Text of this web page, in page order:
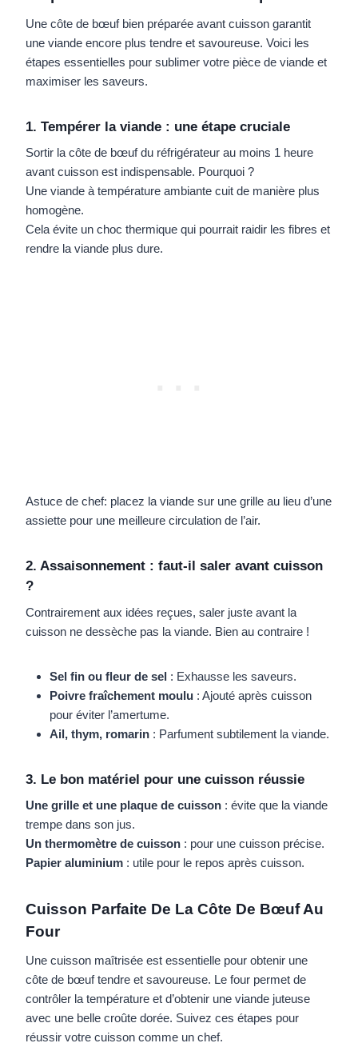
Une côte de bœuf bien préparée avant cuisson garantit
une viande encore plus tendre et savoureuse. Voici les
étapes essentielles pour sublimer votre pièce de viande et
maximiser les saveurs.
1. Tempérer la viande : une étape cruciale
Sortir la côte de bœuf du réfrigérateur au moins 1 heure
avant cuisson est indispensable. Pourquoi ?
Une viande à température ambiante cuit de manière plus
homogène.
Cela évite un choc thermique qui pourrait raidir les fibres et
rendre la viande plus dure.
Astuce de chef: placez la viande sur une grille au lieu d’une
assiette pour une meilleure circulation de l’air.
2. Assaisonnement : faut-il saler avant cuisson
?
Contrairement aux idées reçues, saler juste avant la
cuisson ne dessèche pas la viande. Bien au contraire !
Sel fin ou fleur de sel : Exhausse les saveurs.
Poivre fraîchement moulu : Ajouté après cuisson
pour éviter l’amertume.
Ail, thym, romarin : Parfument subtilement la viande.
3. Le bon matériel pour une cuisson réussie
Une grille et une plaque de cuisson : évite que la viande
trempe dans son jus.
Un thermomètre de cuisson : pour une cuisson précise.
Papier aluminium : utile pour le repos après cuisson.
Cuisson Parfaite De La Côte De Bœuf Au
Four
Une cuisson maîtrisée est essentielle pour obtenir une
côte de bœuf tendre et savoureuse. Le four permet de
contrôler la température et d’obtenir une viande juteuse
avec une belle croûte dorée. Suivez ces étapes pour
réussir votre cuisson comme un chef.